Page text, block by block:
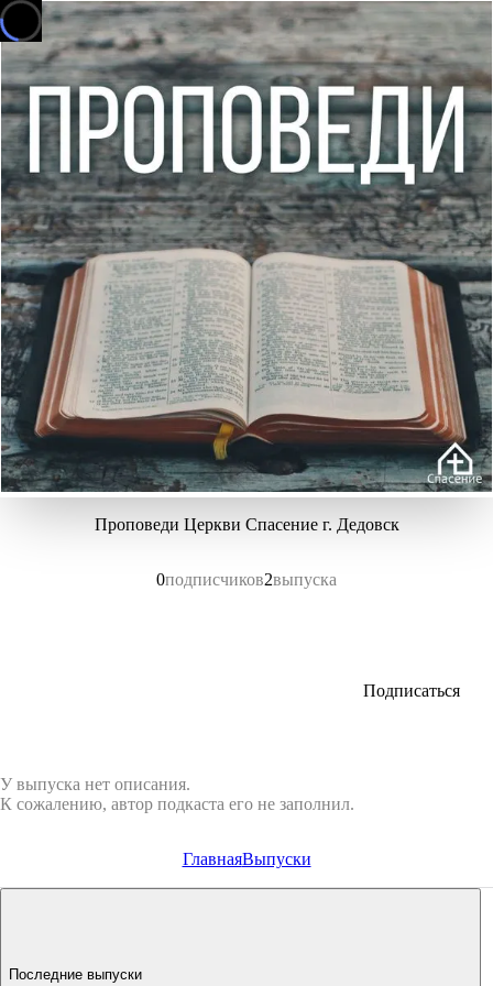
Проповеди Церкви Спасение г. Дедовск
0подписчиков2выпуска
Подписаться
У выпуска нет описания.
К сожалению, автор подкаста его не заполнил.
ГлавнаяВыпуски
Последние выпуски